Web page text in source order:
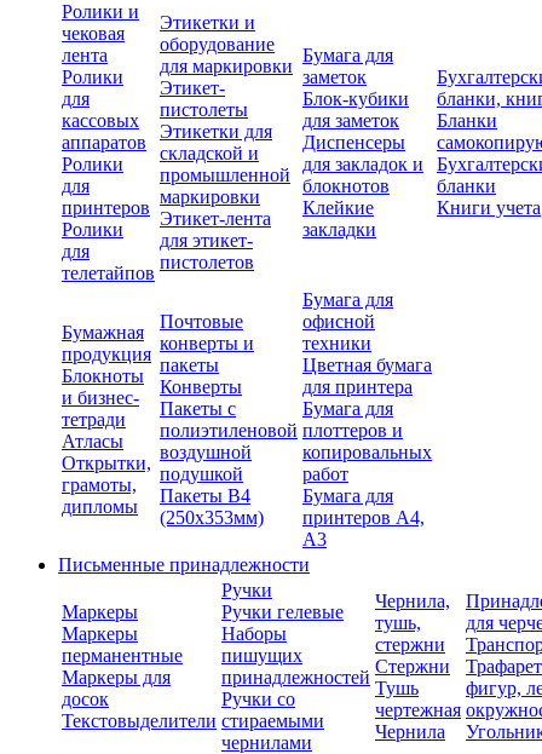
Ролики и
чековая
лента
Ролики
для
кассовых
аппаратов
Ролики
для
принтеров
Ролики
для
телетайпов
Этикетки и
оборудование
для маркировки
Этикет-
пистолеты
Этикетки для
складской и
промышленной
маркировки
Этикет-лента
для этикет-
пистолетов
Бумага для
заметок
Блок-кубики
для заметок
Диспенсеры
для закладок и
блокнотов
Клейкие
закладки
бланки,
Бланки
бланки
Книги учета
Бумажная
продукция
Блокноты
и бизнес-
тетради
Атласы
Открытки,
грамоты,
дипломы
Почтовые
конверты и
пакеты
Конверты
Пакеты с
полиэтиленовой
воздушной
подушкой
Пакеты В4
(250х353мм)
Бумага для
офисной
техники
Цветная бумага
для принтера
Бумага для
плоттеров и
копировальных
работ
Бумага для
принтеров А4,
А3
Письменные принадлежности
Маркеры
Маркеры
перманентные
Маркеры для
досок
Текстовыделители
Ручки
Ручки гелевые
Наборы
пишущих
принадлежностей
Ручки со
стираемыми
чернилами
Чернила,
тушь,
стержни
Стержни
Тушь
чертежная
Чернила
для
фигур,